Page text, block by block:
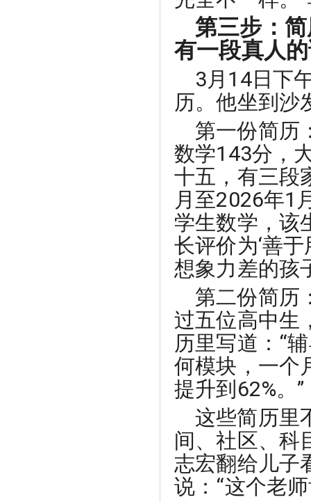
第三步：
有一段真人
3月14日下
历。他坐到沙
第一份简历
数学143分，
十五，有三段
月至2026年1
学生数学，该
长评价为‘善
想象力差的孩
第二份简历
过五位高中生
历里写道：“
何模块，一个
提升到62%。”
这些简历里
间、社区、科
志宏翻给儿子
说：“这个老